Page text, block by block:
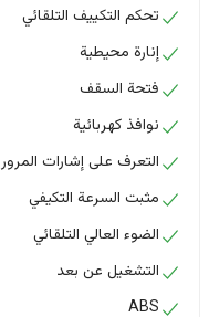
تحكم التكييف التلقائي
إنارة محيطية
فتحة السقف
نوافذ كهربائية
التعرف على إشارات المرور
مثبت السرعة التكيفي
الضوء العالي التلقائي
التشغيل عن بعد
ABS